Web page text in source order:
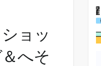
ョッ
へそ